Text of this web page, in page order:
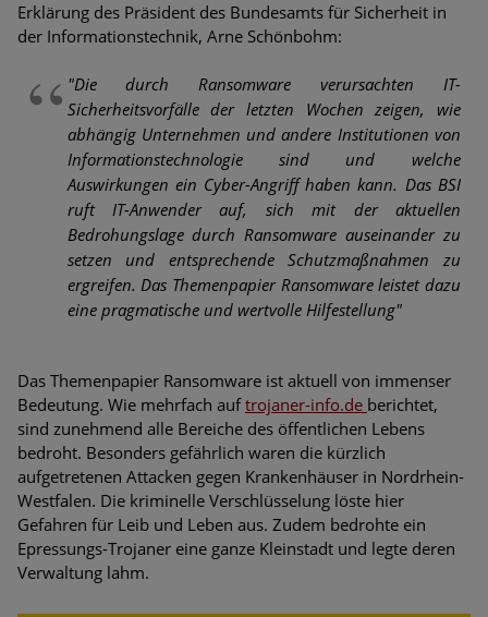
Erklärung des Präsident des Bundesamts für Sicherheit in
der Informationstechnik, Arne Schönbohm:
"Die durch Ransomware verursachten IT-
Sicherheitsvorfälle der letzten Wochen zeigen, wie
abhängig Unternehmen und andere Institutionen von
Informationstechnologie sind und welche
Auswirkungen ein Cyber-Angriff haben kann. Das BSI
ruft IT-Anwender auf, sich mit der aktuellen
Bedrohungslage durch Ransomware auseinander zu
setzen und entsprechende Schutzmaßnahmen zu
ergreifen. Das Themenpapier Ransomware leistet dazu
eine pragmatische und wertvolle Hilfestellung"
Das Themenpapier Ransomware ist aktuell von immenser
Bedeutung. Wie mehrfach auftrojaner-info.de berichtet,
sind zunehmend alle Bereiche des öffentlichen Lebens
bedroht. Besonders gefährlich waren die kürzlich
aufgetretenen Attacken gegen Krankenhäuser in Nordrhein-
Westfalen. Die kriminelle Verschlüsselung löste hier
Gefahren für Leib und Leben aus. Zudem bedrohte ein
Epressungs-Trojaner eine ganze Kleinstadt und legte deren
Verwaltung lahm.